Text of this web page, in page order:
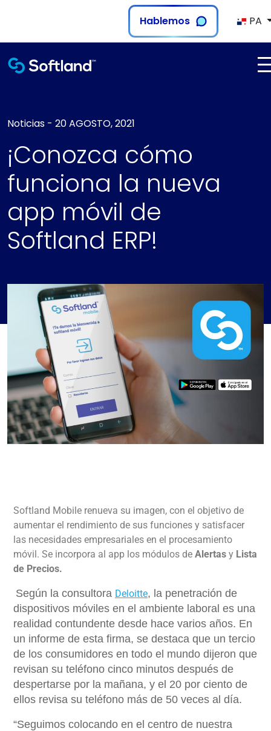
Hablemos PA
Noticias - 20 AGOSTO, 2021
¡Conozca cómo
funciona la nueva
app móvil de
Softland ERP!
Softland Mobile renueva su imagen, con el objetivo de
aumentar el rendimiento de sus funciones y satisfacer
las necesidades empresariales en el procesamiento
móvil. Se incorpora al app los módulos de Alertas y Lista
de Precios.
Según la consultora Deloitte, la penetración de
dispositivos móviles en el ambiente laboral es una
realidad contundente desde hace varios años. En
un informe de esta firma, se destaca que un tercio
de los consumidores en todo el mundo dijeron que
revisan su teléfono cinco minutos después de
despertarse por la mañana, y el 20 por ciento de
ellos revisa su teléfono más de 50 veces al día.
“Seguimos colocando en el centro de nuestra